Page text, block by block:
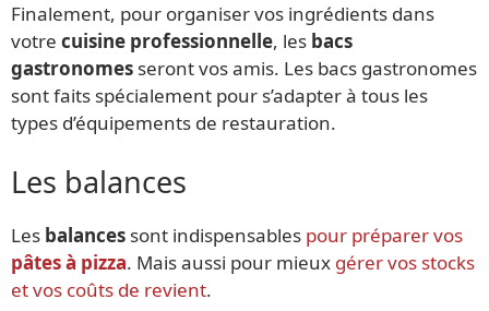
Finalement, pour organiser vos ingrédients dans
votre cuisine professionnelle, les bacs
gastronomes seront vos amis. Les bacs gastronomes
sont faits spécialement pour s’adapter à tous les
types d’équipements de restauration.
Les balances
Les balances sont indispensables pour préparer vos
pâtes à pizza. Mais aussi pour mieux gérer vos stocks
et vos coûts de revient.